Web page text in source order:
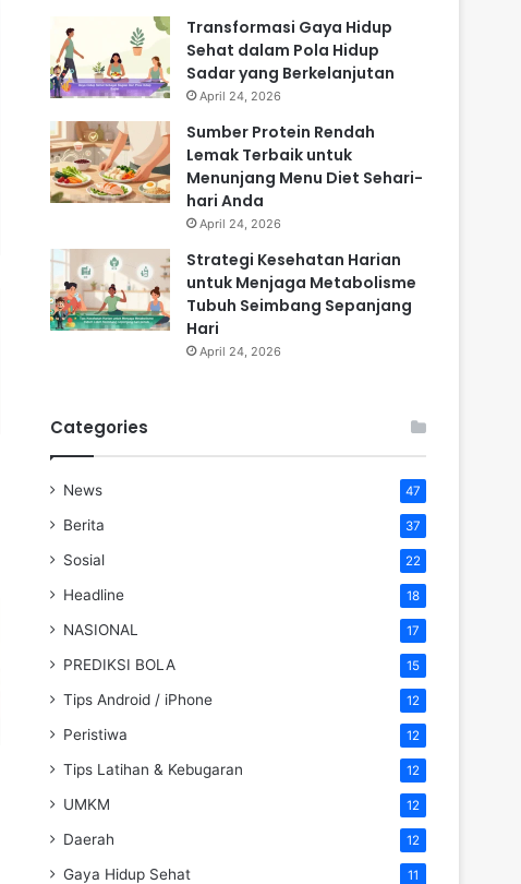
Transformasi Gaya Hidup
Sehat dalam Pola Hidup
Sadar yang Berkelanjutan
April 24, 2026
Sumber Protein Rendah
Lemak Terbaik untuk
Menunjang Menu Diet Sehari-
hari Anda
April 24, 2026
Strategi Kesehatan Harian
untuk Menjaga Metabolisme
Tubuh Seimbang Sepanjang
Hari
April 24, 2026
Categories
News 47
Berita 37
Sosial 22
Headline 18
NASIONAL 17
PREDIKSI BOLA 15
Tips Android / iPhone 12
Peristiwa 12
Tips Latihan & Kebugaran 12
UMKM 12
Daerah 12
Gaya Hidup Sehat 11